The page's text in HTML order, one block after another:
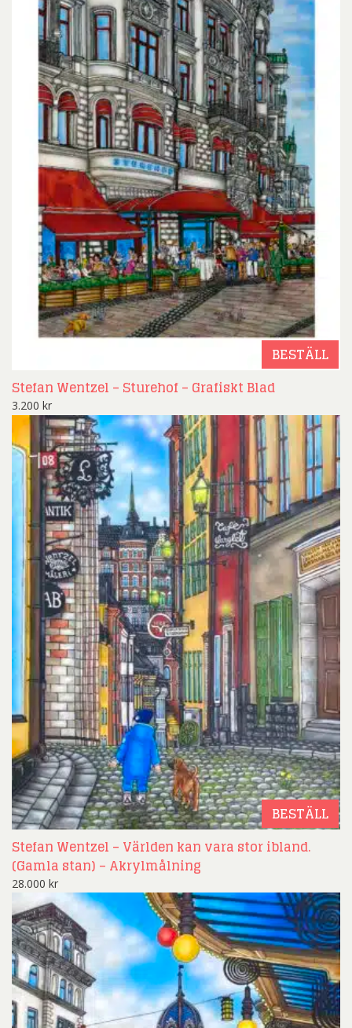
BESTÄLL
Stefan Wentzel – Sturehof – Grafiskt Blad
3.200 kr
BESTÄLL
Stefan Wentzel – Världen kan vara stor ibland.
(Gamla stan) – Akrylmålning
28.000 kr